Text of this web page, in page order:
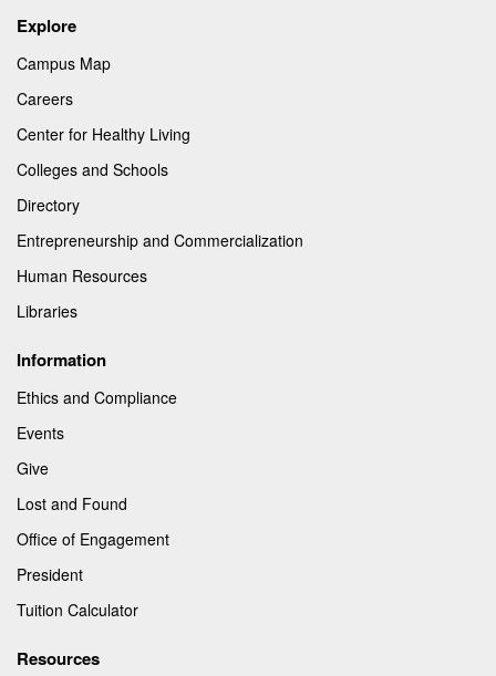
Explore
Campus Map
Careers
Center for Healthy Living
Colleges and Schools
Directory
Entrepreneurship and Commercialization
Human Resources
Libraries
Information
Ethics and Compliance
Events
Give
Lost and Found
Office of Engagement
President
Tuition Calculator
Resources